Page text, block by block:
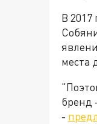
В 2017
места
бренд
-